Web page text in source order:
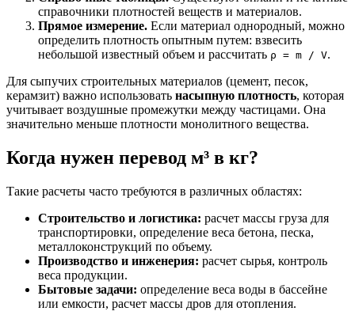
справочники плотностей веществ и материалов.
Прямое измерение. Если материал однородный, можно
определить плотность опытным путем: взвесить
небольшой известный объем и рассчитать ρ = m / V.
Для сыпучих строительных материалов (цемент, песок,
керамзит) важно использовать насыпную плотность, которая
учитывает воздушные промежутки между частицами. Она
значительно меньше плотности монолитного вещества.
Когда нужен перевод м³ в кг?
Такие расчеты часто требуются в различных областях:
Строительство и логистика: расчет массы груза для
транспортировки, определение веса бетона, песка,
металлоконструкций по объему.
Производство и инженерия: расчет сырья, контроль
веса продукции.
Бытовые задачи: определение веса воды в бассейне
или емкости, расчет массы дров для отопления.